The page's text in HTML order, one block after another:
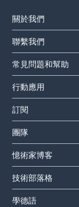
關於我們
聯繫我們
常見問題和幫助
行動應用
訂閱
團隊
憶術家博客
技術部落格
學德語